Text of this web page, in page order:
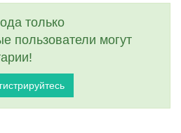
только
пользователи могут